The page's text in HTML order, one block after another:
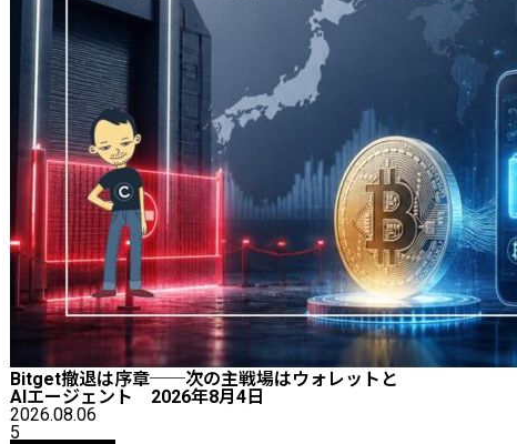
Bitget撤退は序章──次の主戦場はウォレットと
AIエージェント 2026年8月4日
2026.08.06
5